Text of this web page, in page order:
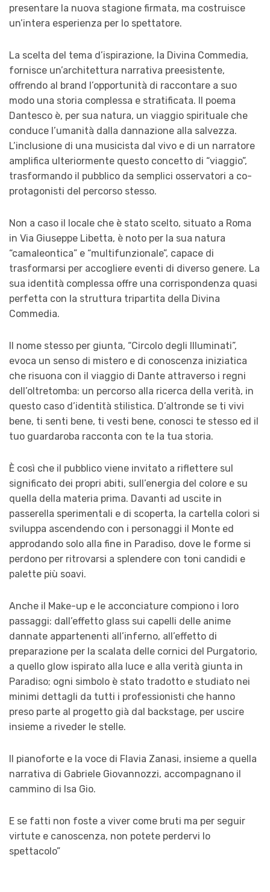
presentare la nuova stagione firmata, ma costruisce
un’intera esperienza per lo spettatore.
La scelta del tema d’ispirazione, la Divina Commedia,
fornisce un’architettura narrativa preesistente,
offrendo al brand l’opportunità di raccontare a suo
modo una storia complessa e stratificata. Il poema
Dantesco è, per sua natura, un viaggio spirituale che
conduce l’umanità dalla dannazione alla salvezza.
L’inclusione di una musicista dal vivo e di un narratore
amplifica ulteriormente questo concetto di “viaggio”,
trasformando il pubblico da semplici osservatori a co-
protagonisti del percorso stesso.
Non a caso il locale che è stato scelto, situato a Roma
in Via Giuseppe Libetta, è noto per la sua natura
“camaleontica” e “multifunzionale”, capace di
trasformarsi per accogliere eventi di diverso genere. La
sua identità complessa offre una corrispondenza quasi
perfetta con la struttura tripartita della Divina
Commedia.
Il nome stesso per giunta, “Circolo degli Illuminati”,
evoca un senso di mistero e di conoscenza iniziatica
che risuona con il viaggio di Dante attraverso i regni
dell’oltretomba: un percorso alla ricerca della verità, in
questo caso d’identità stilistica. D’altronde se ti vivi
bene, ti senti bene, ti vesti bene, conosci te stesso ed il
tuo guardaroba racconta con te la tua storia.
È così che il pubblico viene invitato a riflettere sul
significato dei propri abiti, sull’energia del colore e su
quella della materia prima. Davanti ad uscite in
passerella sperimentali e di scoperta, la cartella colori si
sviluppa ascendendo con i personaggi il Monte ed
approdando solo alla fine in Paradiso, dove le forme si
perdono per ritrovarsi a splendere con toni candidi e
palette più soavi.
Anche il Make-up e le acconciature compiono i loro
passaggi: dall’effetto glass sui capelli delle anime
dannate appartenenti all’inferno, all’effetto di
preparazione per la scalata delle cornici del Purgatorio,
a quello glow ispirato alla luce e alla verità giunta in
Paradiso; ogni simbolo è stato tradotto e studiato nei
minimi dettagli da tutti i professionisti che hanno
preso parte al progetto già dal backstage, per uscire
insieme a riveder le stelle.
Il pianoforte e la voce di Flavia Zanasi, insieme a quella
narrativa di Gabriele Giovannozzi, accompagnano il
cammino di Isa Gio.
E se fatti non foste a viver come bruti ma per seguir
virtute e canoscenza, non potete perdervi lo
spettacolo”